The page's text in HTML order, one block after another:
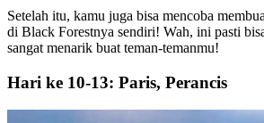
Setelah itu, kamu juga bisa mencoba
di Black Forestnya sendiri! Wah, ini pasti
sangat menarik buat teman-temanmu!
Hari ke 10-13: Paris, Perancis